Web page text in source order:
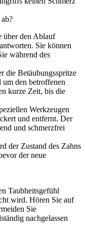
über den Ablauf
Sie können
während des
die Betäubungsspritze
den betroffenen
kurze Zeit, bis die
Werkzeugen
und entfernt. Der
und schmerzfrei
der Zustand des Zahns
der neue
Taubheitsgefühl
wird. Hören Sie auf
Sie
nachgelassen